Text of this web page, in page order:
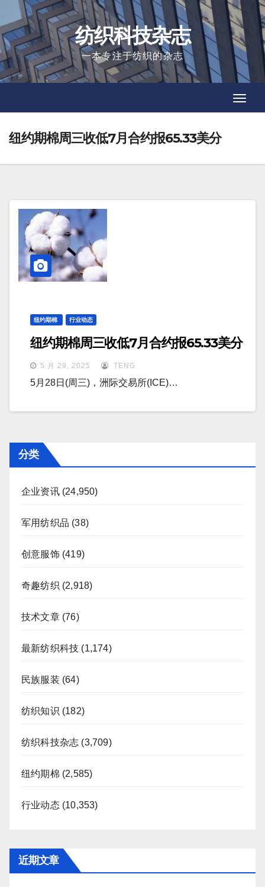
to
content
纺织科技杂志
一本专注于纺织的杂志
纽约期棉周三收低7月合约报65.33美分
纽约期棉 行业动态
纽约期棉周三收低7月合约报65.33美分
5 月 29, 2025 TENG
5月28日(周三)，洲际交易所(ICE)…
分类
企业资讯(24,950)
军用纺织品 (38)
创意服饰(419)
奇趣纺织 (2,918)
技术文章(76)
最新纺织科技 (1,174)
民族服装 (64)
纺织知识 (182)
纺织科技杂志 (3,709)
纽约期棉 (2,585)
行业动态(10,353)
近期文章